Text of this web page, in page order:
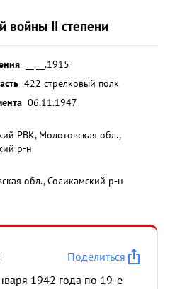
войны II степени
__.__.1915
422 стрелковый полк
06.11.1947
РВК, Молотовская обл.,
р-н
обл., Соликамский р-н
Поделиться
1942 года по 19-е